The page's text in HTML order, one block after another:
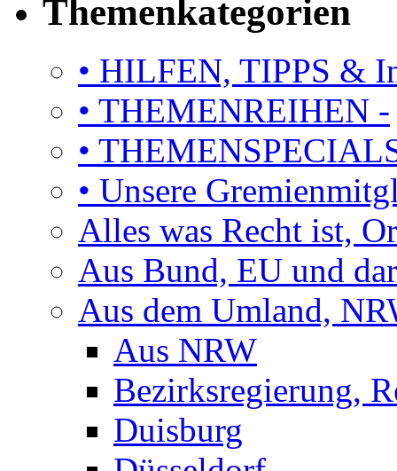
Themenkategorien
• HILFEN, TIPPS &
• THEMENREIHEN -
•
• Unsere
Alles was Recht ist,
Aus Bund, EU und
Aus dem Umland,
Aus NRW
Bezirksregierung,
Duisburg